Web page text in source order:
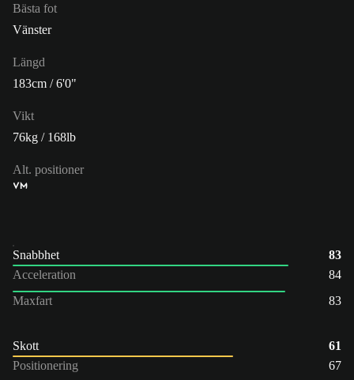
Bästa fot
Vänster
Längd
183cm / 6'0"
Vikt
76kg / 168lb
Alt. positioner
VM
Snabbhet
83
Acceleration
84
Maxfart
83
Skott
61
Positionering
67